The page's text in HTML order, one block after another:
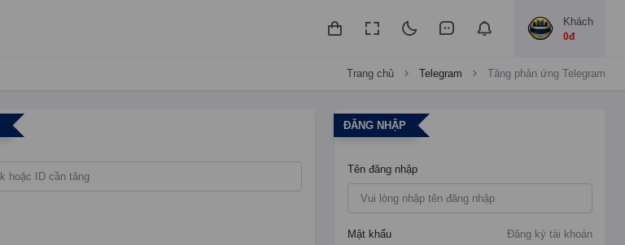
Khách
0đ
Trang chủ Telegram Tăng phản ứng Telegram
ĐĂNG NHẬP
Tên đăng nhập
Đăng ký tài khoản
Mật khẩu